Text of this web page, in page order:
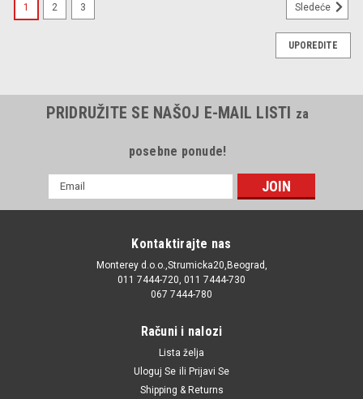
8D0399415D / 30939587 / 110047110 / 40758
Silen kolevke prednje Passat '97-'05
1 2 3 Sledeće
UPOREDITE
PRIDRUŽITE SE NAŠOJ E-MAIL LISTI za
posebne ponude!
mail
Kontaktirajte nas
Monterey d.o.o.,Strumicka20,Beograd,
011 7444-720, 011 7444-730
067 7444-780
Računi i nalozi
Lista želja
Uloguj Se ili Prijavi Se
Shipping & Returns